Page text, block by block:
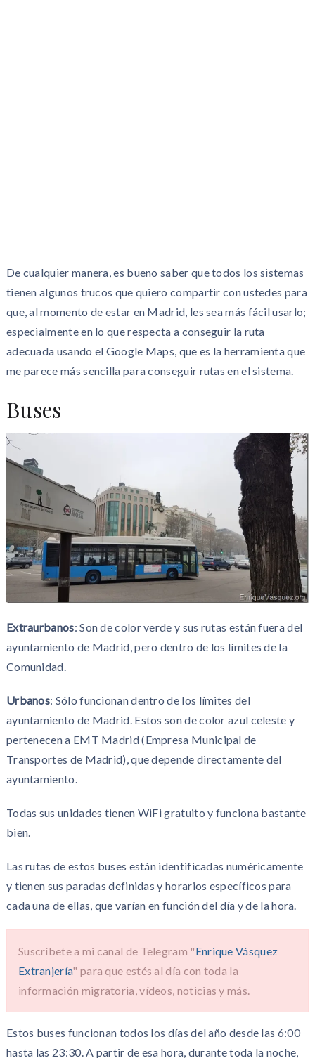
De cualquier manera, es bueno saber que todos los sistemas
tienen algunos trucos que quiero compartir con ustedes para
que, al momento de estar en Madrid, les sea más fácil usarlo;
especialmente en lo que respecta a conseguir la ruta
adecuada usando el Google Maps, que es la herramienta que
me parece más sencilla para conseguir rutas en el sistema.
Buses
Extraurbanos: Son de color verde y sus rutas están fuera del
ayuntamiento de Madrid, pero dentro de los límites de la
Comunidad.
Urbanos: Sólo funcionan dentro de los límites del
ayuntamiento de Madrid. Estos son de color azul celeste y
pertenecen a EMT Madrid (Empresa Municipal de
Transportes de Madrid), que depende directamente del
ayuntamiento.
Todas sus unidades tienen WiFi gratuito y funciona bastante
bien.
Las rutas de estos buses están identificadas numéricamente
y tienen sus paradas definidas y horarios específicos para
cada una de ellas, que varían en función del día y de la hora.
Suscríbete a mi canal de Telegram "Enrique Vásquez
Extranjería" para que estés al día con toda la
información migratoria, vídeos, noticias y más.
Estos buses funcionan todos los días del año desde las 6:00
hasta las 23:30. A partir de esa hora, durante toda la noche,